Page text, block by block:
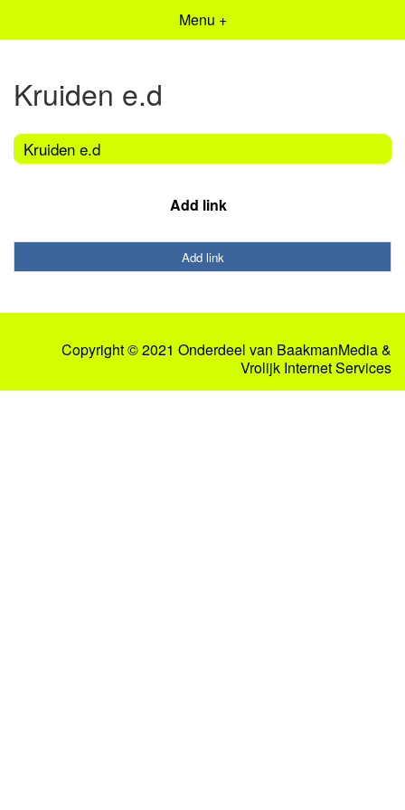
Menu +
Kruiden e.d
Kruiden e.d
Add link
Add link
Copyright © 2021 Onderdeel van BaakmanMedia&
Vrolijk Internet Services